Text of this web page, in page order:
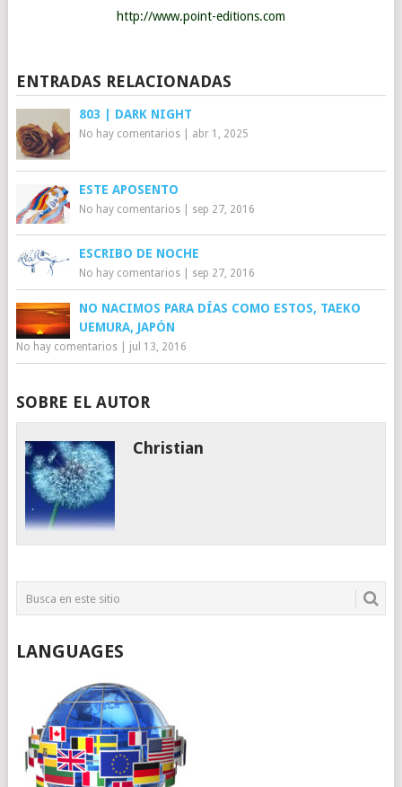
http://www.point-editions.com
ENTRADAS RELACIONADAS
803 | DARK NIGHT
No hay comentarios| abr 1, 2025
ESTE APOSENTO
No hay comentarios| sep 27, 2016
ESCRIBO DE NOCHE
No hay comentarios| sep 27, 2016
NO NACIMOS PARA DÍAS COMO ESTOS, TAEKO
UEMURA, JAPÓN
No hay comentarios| jul 13, 2016
SOBRE EL AUTOR
Christian
LANGUAGES